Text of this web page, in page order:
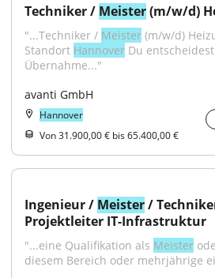
Techniker / Meister (m/w/d)
"...Techniker / Meister (m/w/d)
Standort Hannover Du
Übernahme..."
avanti GmbH
Hannover
Von 31.900,00 € bis 65.400,00 €
Ingenieur / Meister /
Projektleiter IT-Infrastruktur
"...eine Qualifikation als Meister
diesem Bereich oder mehrjährige